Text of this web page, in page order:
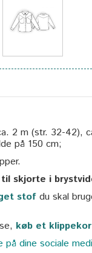
2 m (str. 32-42),
på 150 cm;
til skjorte i
stof du skal
køb et
på dine sociale